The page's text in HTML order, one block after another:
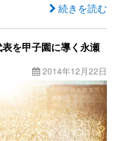
続きを読む
を甲子園に導く永瀬
2014年12月22日